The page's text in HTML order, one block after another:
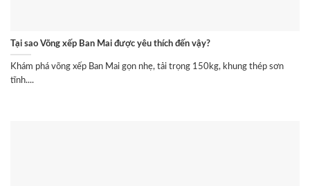
Tại sao Võng xếp Ban Mai được yêu thích đến vậy?
Khám phá võng xếp Ban Mai gọn nhẹ, tải trọng 150kg, khung thép sơn
tĩnh....